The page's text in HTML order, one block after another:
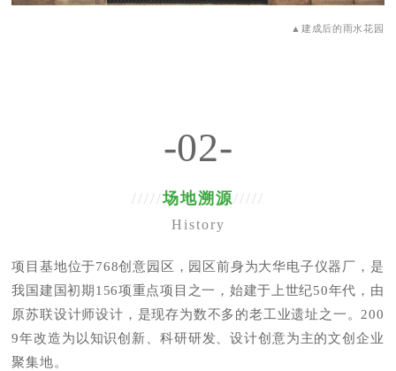
▲建成后的雨水花园
-02-
/////场地溯源/////
History
项目基地位于768创意园区，园区前身为大华电子仪器厂，是
我国建国初期156项重点项目之一，始建于上世纪50年代，由
原苏联设计师设计，是现存为数不多的老工业遗址之一。200
9年改造为以知识创新、科研研发、设计创意为主的文创企业
聚集地。